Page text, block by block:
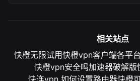
相关站点
快橙无限试用快橙vpn客户端各平
快橙vpn安全吗加速器破解版
快连vpn 如何设置路由器快橙